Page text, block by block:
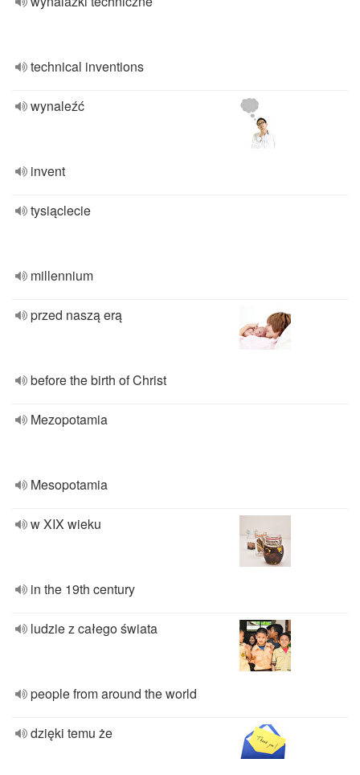
technical inventions
wynaleźć
invent
tysiąclecie
millennium
przed naszą erą
before the birth of Christ
Mezopotamia
Mesopotamia
w XIX wieku
in the 19th century
ludzie z całego świata
people from around the world
dzięki temu że